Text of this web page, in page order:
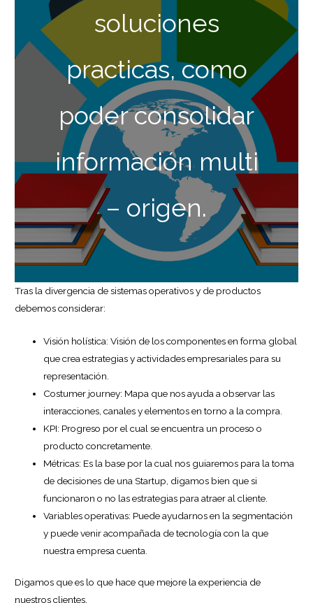
soluciones
practicas, como
poder consolidar
información multi
– origen.
Tras la divergencia de sistemas operativos y de productos
debemos considerar:
Visión holística: Visión de los componentes en forma global
que crea estrategias y actividades empresariales para su
representación.
Costumer journey: Mapa que nos ayuda a observar las
interacciones, canales y elementos en torno a la compra.
KPI: Progreso por el cual se encuentra un proceso o
producto concretamente.
Métricas: Es la base por la cual nos guiaremos para la toma
de decisiones de una Startup, digamos bien que si
funcionaron o no las estrategias para atraer al cliente.
Variables operativas: Puede ayudarnos en la segmentación
y puede venir acompañada de tecnología con la que
nuestra empresa cuenta.
Digamos que es lo que hace que mejore la experiencia de
nuestros clientes.